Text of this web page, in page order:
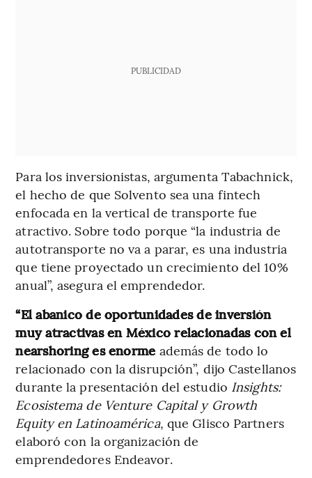
PUBLICIDAD
Para los inversionistas, argumenta Tabachnick,
el hecho de que Solvento sea una fintech
enfocada en la vertical de transporte fue
atractivo. Sobre todo porque “la industria de
autotransporte no va a parar, es una industria
que tiene proyectado un crecimiento del 10%
anual”, asegura el emprendedor.
“El abanico de oportunidades de inversión
muy atractivas en México relacionadas con el
nearshoring es enorme además de todo lo
relacionado con la disrupción”, dijo Castellanos
durante la presentación del estudio Insights:
Ecosistema de Venture Capital y Growth
Equity en Latinoamérica, que Glisco Partners
elaboró con la organización de
emprendedores Endeavor.